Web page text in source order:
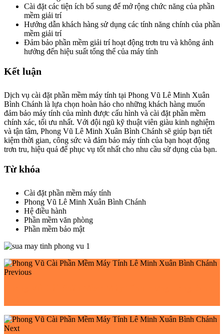
Cài đặt các tiện ích bổ sung để mở rộng chức năng của phần
mềm giải trí
Hướng dẫn khách hàng sử dụng các tính năng chính của phần
mềm giải trí
Đảm bảo phần mềm giải trí hoạt động trơn tru và không ảnh
hưởng đến hiệu suất tổng thể của máy tính
Kết luận
Dịch vụ cài đặt phần mềm máy tính tại Phong Vũ Lê Minh Xuân
Bình Chánh là lựa chọn hoàn hảo cho những khách hàng muốn
đảm bảo máy tính của mình được cấu hình và cài đặt phần mềm
chính xác, tối ưu nhất. Với đội ngũ kỹ thuật viên giàu kinh nghiệm
và tận tâm, Phong Vũ Lê Minh Xuân Bình Chánh sẽ giúp bạn tiết
kiệm thời gian, công sức và đảm bảo máy tính của bạn hoạt động
trơn tru, hiệu quả để phục vụ tốt nhất cho nhu cầu sử dụng của bạn.
Từ khóa
Cài đặt phần mềm máy tính
Phong Vũ Lê Minh Xuân Bình Chánh
Hệ điều hành
Phần mềm văn phòng
Phần mềm bảo mật
Previous
Next